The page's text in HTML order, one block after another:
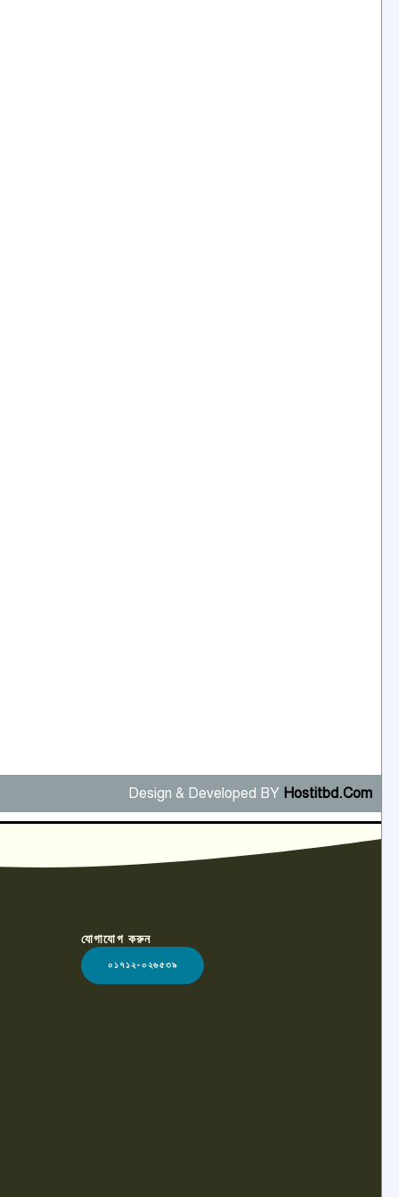
Design & Developed BY Hostitbd.Com
যোগাযোগ করুন
০১৭১২-০২৬৫৩৯